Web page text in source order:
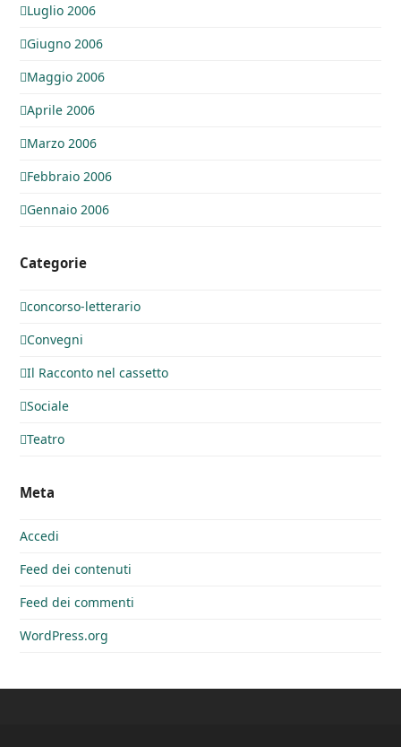
Luglio 2006
Giugno 2006
Maggio 2006
Aprile 2006
Marzo 2006
Febbraio 2006
Gennaio 2006
Categorie
concorso-letterario
Convegni
Il Racconto nel cassetto
Sociale
Teatro
Meta
Accedi
Feed dei contenuti
Feed dei commenti
WordPress.org